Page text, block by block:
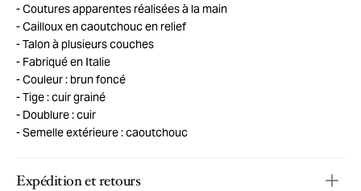
Coutures apparentes réalisées à la main
Cailloux en caoutchouc en relief
Talon à plusieurs couches
Fabriqué en Italie
Couleur : brun foncé
Tige : cuir grainé
Doublure : cuir
Semelle extérieure : caoutchouc
Expédition et retours